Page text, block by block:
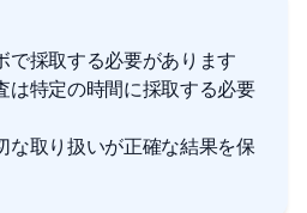
で採取する必要があります
は特定の時間に採取する必要
な取り扱いが正確な結果を保